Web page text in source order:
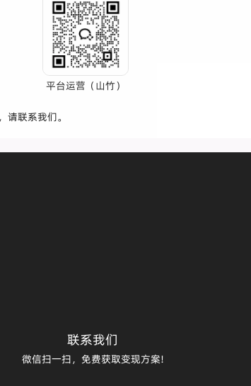
平台运营（山竹）
联系我们。
联系我们
微信扫一扫，免费获取变现方案!